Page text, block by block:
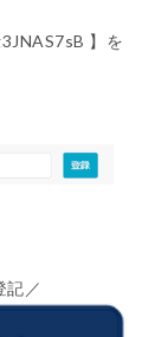
】を
記／